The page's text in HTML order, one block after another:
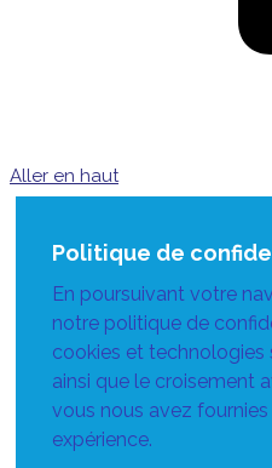
Aller en haut
Politique de
En poursuivant votre
notre politique de
cookies et technologies
ainsi que le croisement
vous nous avez
expérience.